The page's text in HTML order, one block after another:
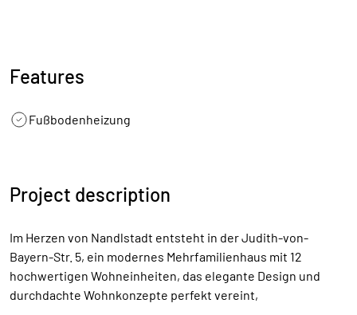
Features
Fußbodenheizung
Project description
Im Herzen von Nandlstadt entsteht in der Judith-von-
Bayern-Str. 5, ein modernes Mehrfamilienhaus mit 12
hochwertigen Wohneinheiten, das elegante Design und
durchdachte Wohnkonzepte perfekt vereint,